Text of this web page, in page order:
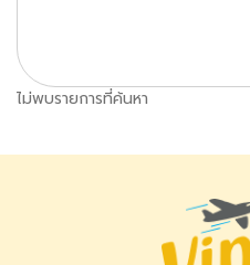
ไม่พบรายการที่ค้นหา